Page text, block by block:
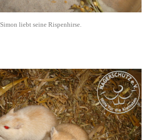
Simon liebt seine Rispenhirse.